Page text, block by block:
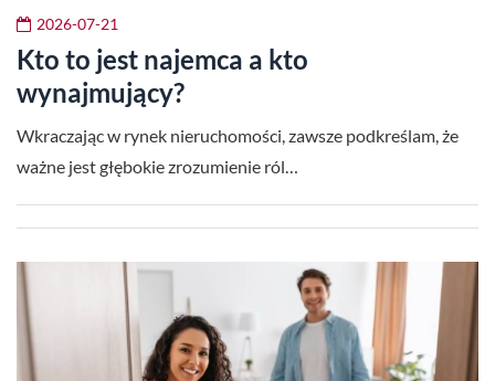
2026-07-21
Kto to jest najemca a kto
wynajmujący?
Wkraczając w rynek nieruchomości, zawsze podkreślam, że
ważne jest głębokie zrozumienie ról…